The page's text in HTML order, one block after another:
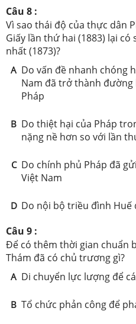
Câu 8 :
Vì sao thái độ của thực dân
Giấy lần thứ hai (1883) lại
nhất (1873)?
A Do vấn đề nhanh chóng
Nam đã trở thành
Pháp
B Do thiệt hại của Pháp
nặng nề hơn so với lần
C Do chính phủ Pháp đã
Việt Nam
D Do nội bộ triều đình Huế
Câu 9 :
Để có thêm thời gian chuẩn
Thám đã có chủ trương gì?
A Di chuyển lực lượng để
B Tổ chức phản công để